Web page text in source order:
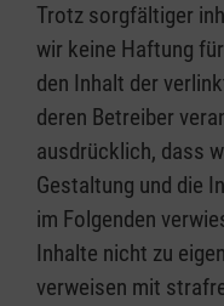
Trotz sorgfältiger
wir keine Haftung
den Inhalt der
deren Betreiber
ausdrücklich, dass
Gestaltung und die
im Folgenden
Inhalte nicht zu
verweisen mit